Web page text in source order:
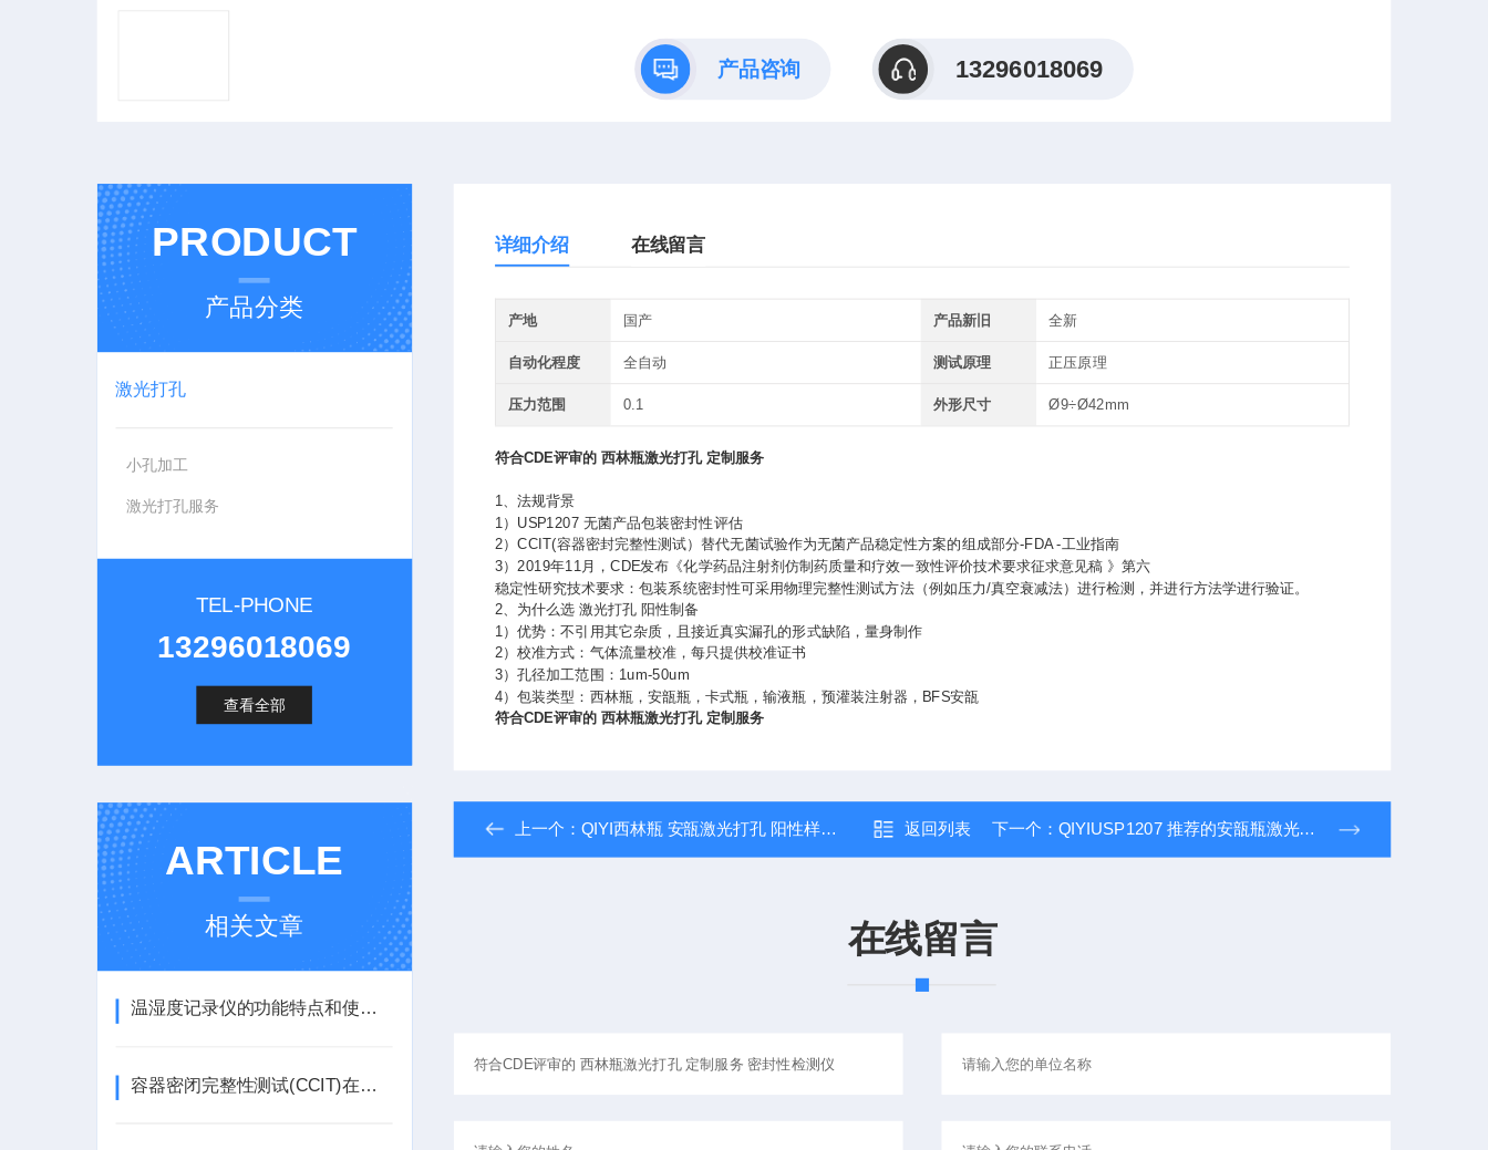
3）2019年11月，CDE发布《化学药品注射剂仿制药质量和疗效一致性评价技术要求征求意见稿
产品咨询 13296018069
PRODUCT
产品分类
激光打孔
小孔加工
激光打孔服务
TEL-PHONE
13296018069
查看全部
ARTICLE
相关文章
温湿度记录仪的功能特点和使用方法介绍
容器密闭完整性测试(CCIT)在医学界的发展及其重要性
详细介绍 在线留言
产地 国产 产品新旧 全新
自动化程度 全自动 测试原理 正压原理
压力范围 0.1 外形尺寸 Ø9÷Ø42mm
符合CDE评审的 西林瓶激光打孔 定制服务
1、法规背景
1）USP1207 无菌产品包装密封性评估
2）CCIT(容器密封完整性测试）替代无菌试验作为无菌产品稳定性方案的组成部分-FDA -工业指南
3）2019年11月，CDE发布《化学药品注射剂仿制药质量和疗效一致性评价技术要求征求意见稿 》第六
稳定性研究技术要求：包装系统密封性可采用物理完整性测试方法（例如压力/真空衰减法）进行检测，并进行方法学进行验证。
2、为什么选 激光打孔 阳性制备
1）优势：不引用其它杂质，且接近真实漏孔的形式缺陷，量身制作
2）校准方式：气体流量校准，每只提供校准证书
3）孔径加工范围：1um-50um
4）包装类型：西林瓶，安瓿瓶，卡式瓶，输液瓶，预灌装注射器，BFS安瓿
符合CDE评审的 西林瓶激光打孔 定制服务
上一个：QIYI西林瓶 安瓿激光打孔 阳性样品制备 密封性检测仪 返回列表 下一个：QIYIUSP1207 推荐的安瓿瓶激光打孔 阳性制备 密封性检测仪
在线留言